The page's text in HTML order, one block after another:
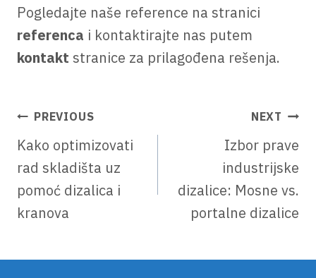
Pogledajte naše reference na stranici
referenca i kontaktirajte nas putem
kontakt stranice za prilagođena rešenja.
КРЕТАЊЕ
ЧЛАНКА
PREVIOUS
Kako optimizovati
rad skladišta uz
pomoć dizalica i
kranova
NEXT
Izbor prave
industrijske
dizalice: Mosne vs.
portalne dizalice